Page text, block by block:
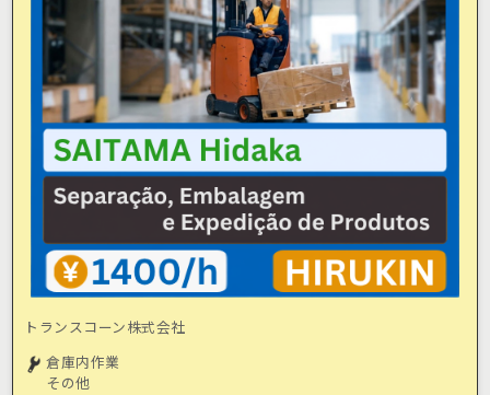
トランスコーン株式会社
倉庫内作業
その他